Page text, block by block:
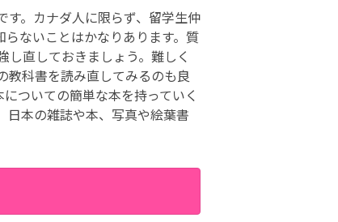
。カナダ人に限らず、留学生仲
ないことはかなりあります。質
直しておきましょう。難しく
教科書を読み直してみるのも良
ついての簡単な本を持っていく
日本の雑誌や本、写真や絵葉書